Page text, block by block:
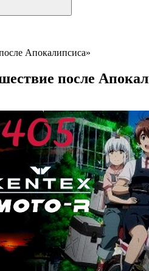
Апокалипсиса»
после